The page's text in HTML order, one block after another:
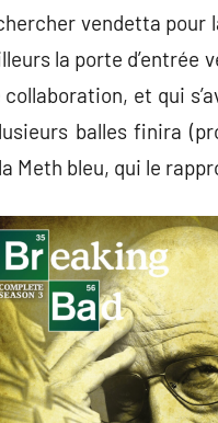
vendetta pour
la porte
et qui
balles finira
Meth bleu, qui le